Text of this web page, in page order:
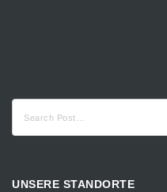
nach:
UNSERE STANDORTE